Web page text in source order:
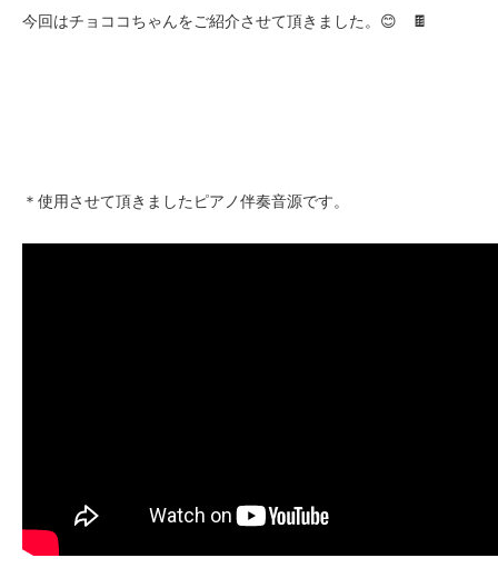
今回はチョココちゃんをご紹介させて頂きました。😊 🍫
＊使用させて頂きましたピアノ伴奏音源です。